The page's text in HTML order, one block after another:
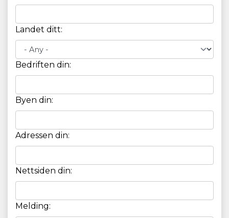
Landet ditt:
Bedriften din:
Byen din:
Adressen din:
Nettsiden din:
Melding: